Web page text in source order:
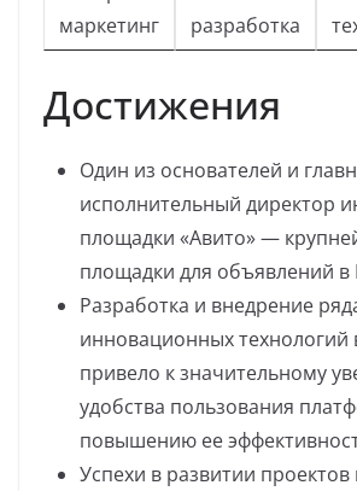
маркетинг
разработка
Достижения
Один из основателей и
исполнительный директор
площадки «Авито» —
площадки для объявлений в
Разработка и внедрение
инновационных технологий
привело к значительному
удобства пользования
повышению ее
Успехи в развитии проектов